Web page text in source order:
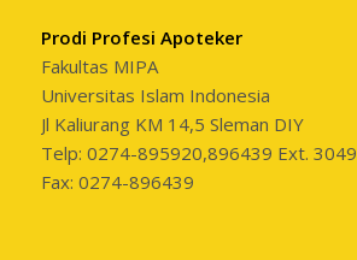
Prodi Profesi Apoteker
Fakultas MIPA
Universitas Islam Indonesia
Jl Kaliurang KM 14,5 Sleman DIY
Telp: 0274-895920,896439 Ext. 3049
Fax: 0274-896439